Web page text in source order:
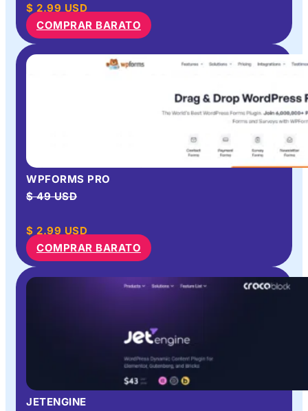
$ 2.99 USD
COMPRAR BARATO
WPFORMS PRO
$ 49 USD
$ 2.99 USD
COMPRAR BARATO
JETENGINE